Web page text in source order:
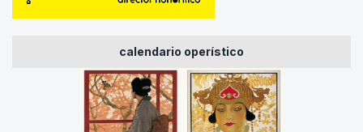
calendario operístico